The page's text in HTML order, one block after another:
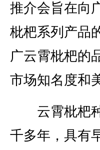
推介会旨在向
枇杷系列产品
广云霄枇杷的
市场知名度和
云霄枇杷种
千多年，具有